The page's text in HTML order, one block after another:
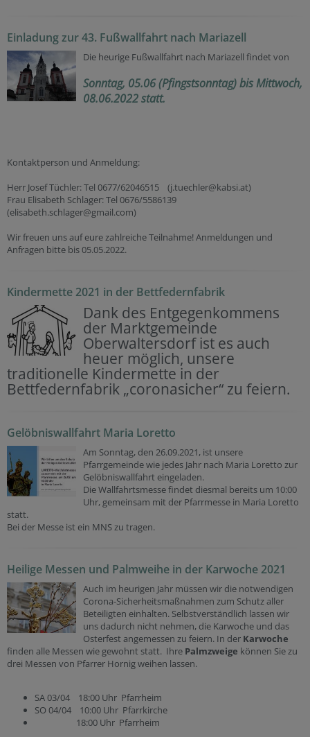
Einladung zur 43. Fußwallfahrt nach Mariazell
Die heurige Fußwallfahrt nach Mariazell findet von
Sonntag, 05.06 (Pfingstsonntag) bis Mittwoch,
08.06.2022 statt.
Kontaktperson und Anmeldung:
Herr Josef Tüchler: Tel 0677/62046515 (j.tuechler@kabsi.at)
Frau Elisabeth Schlager: Tel 0676/5586139
(elisabeth.schlager@gmail.com)
Wir freuen uns auf eure zahlreiche Teilnahme! Anmeldungen und
Anfragen bitte bis 05.05.2022.
Kindermette 2021 in der Bettfedernfabrik
Dank des Entgegenkommens
der Marktgemeinde
Oberwaltersdorf ist es auch
heuer möglich, unsere
traditionelle Kindermette in der
Bettfedernfabrik „coronasicher“ zu feiern.
Gelöbniswallfahrt Maria Loretto
Am Sonntag, den 26.09.2021, ist unsere
Pfarrgemeinde wie jedes Jahr nach Maria Loretto zur
Gelöbniswallfahrt eingeladen.
Die Wallfahrtsmesse findet diesmal bereits um 10:00
Uhr, gemeinsam mit der Pfarrmesse in Maria Loretto
statt.
Bei der Messe ist ein MNS zu tragen.
Heilige Messen und Palmweihe in der Karwoche 2021
Auch im heurigen Jahr müssen wir die notwendigen
Corona-Sicherheitsmaßnahmen zum Schutz aller
Beteiligten einhalten. Selbstverständlich lassen wir
uns dadurch nicht nehmen, die Karwoche und das
Osterfest angemessen zu feiern. In der Karwoche
finden alle Messen wie gewohnt statt. Ihre Palmzweige können Sie zu
drei Messen von Pfarrer Hornig weihen lassen.
SA 03/04 18:00 Uhr Pfarrheim
SO 04/04 10:00 Uhr Pfarrkirche
18:00 Uhr Pfarrheim